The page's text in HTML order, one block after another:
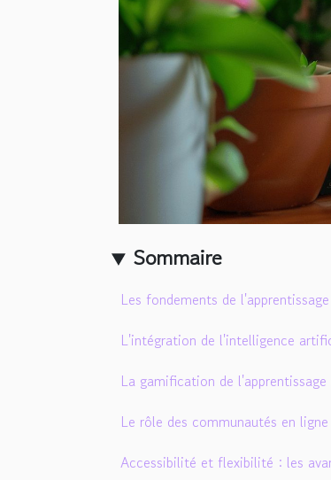
Sommaire
Les fondements de
L'intégration de l'intelligence
La gamification de l'apprentissage
Le rôle des communautés en
Accessibilité et flexibilité : les